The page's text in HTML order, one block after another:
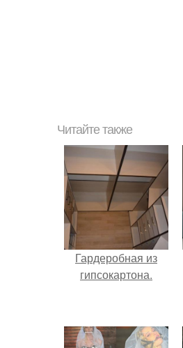
Читайте также
Гардеробная из
гипсокартона.